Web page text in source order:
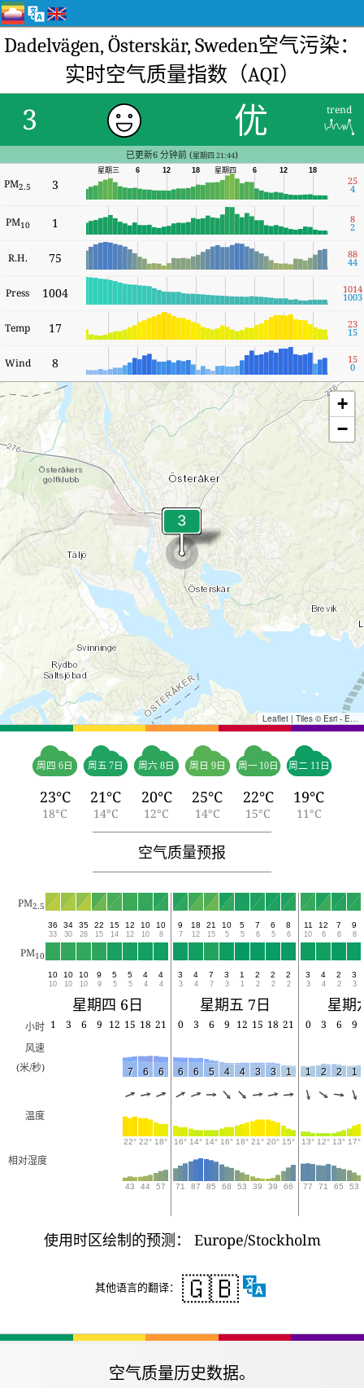
Dadelvägen, Österskär, Sweden空气污染：
实时空气质量指数（AQI）
3 优 trend
已更新6 分钟前 (星期四 21:44)
PM2.5 3
18
12
6
星期四
18
12
6
星期三
25
4
PM10 1 8
2
R.H. 75 88
44
Press 1004 1014
1003
Temp 17 23
15
Wind 8 15
0
+
−
Leaflet | Tiles © Esri - Esri, DeLorme, NAVTEQ, TomTom, Intermap, iPC, USGS, FAO, NPS, NRCAN, GeoBase, Kadaster NL, Ordnance Survey, Esri Japan, METI, Esri China (Hong Kong), and the GIS User Community
周四 6日
23°C
18°C
周五 7日
21°C
14°C
周六 8日
20°C
12°C
周日 9日
25°C
14°C
周一 10日
22°C
15°C
周二 11日
19°C
11°C
空气质量预报
PM2.5
36
33
34
30
35
28
22
15
15
14
12
12
10
10
10
8
9
7
18
12
21
15
10
5
5
5
7
6
6
5
8
6
11
10
12
6
7
6
9
8
PM10
10
10
10
10
10
10
9
9
5
5
5
5
4
4
4
4
3
3
4
4
7
7
3
3
1
1
2
2
2
2
2
2
3
3
4
4
2
2
3
3
星期四 6日 星期五 7日 星期
小时 1 3 6 9 12 15 18 21 0 3 6 9 12 15 18 21 0 3 6
9
风速
(米/秒)
7 6 6 6 6 5 4 4 3 3 1 1 2 2 1
温度
22° 22° 18° 16° 14° 14° 16° 18° 21° 20° 15° 13° 12° 13° 17°
相对湿度
43 44 57 71 87 85 68 53 39 39 66 77 71 65 53
使用时区绘制的预测： Europe/Stockholm
其他语言的翻译： 🇬🇧
空气质量历史数据。